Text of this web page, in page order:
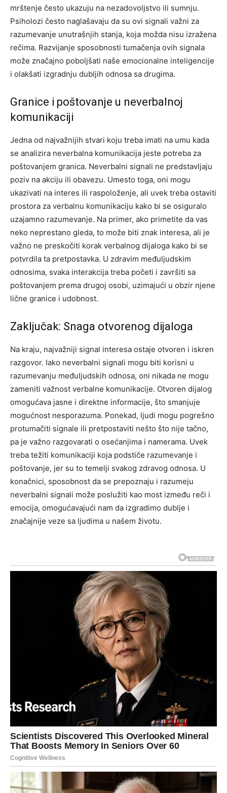
mrštenje često ukazuju na nezadovoljstvo ili sumnju.
Psiholozi često naglašavaju da su ovi signali važni za
razumevanje unutrašnjih stanja, koja možda nisu izražena
rečima. Razvijanje sposobnosti tumačenja ovih signala
može značajno poboljšati naše emocionalne inteligencije
i olakšati izgradnju dubljih odnosa sa drugima.
Granice i poštovanje u neverbalnoj
komunikaciji
Jedna od najvažnijih stvari koju treba imati na umu kada
se analizira neverbalna komunikacija jeste potreba za
poštovanjem granica. Neverbalni signali ne predstavljaju
poziv na akciju ili obavezu. Umesto toga, oni mogu
ukazivati na interes ili raspoloženje, ali uvek treba ostaviti
prostora za verbalnu komunikaciju kako bi se osiguralo
uzajamno razumevanje. Na primer, ako primetite da vas
neko neprestano gleda, to može biti znak interesa, ali je
važno ne preskočiti korak verbalnog dijaloga kako bi se
potvrdila ta pretpostavka. U zdravim međuljudskim
odnosima, svaka interakcija treba početi i završiti sa
poštovanjem prema drugoj osobi, uzimajući u obzir njene
lične granice i udobnost.
Zaključak: Snaga otvorenog dijaloga
Na kraju, najvažniji signal interesa ostaje otvoren i iskren
razgovor. Iako neverbalni signali mogu biti korisni u
razumevanju međuljudskih odnosa, oni nikada ne mogu
zameniti važnost verbalne komunikacije. Otvoren dijalog
omogućava jasne i direktne informacije, što smanjuje
mogućnost nesporazuma. Ponekad, ljudi mogu pogrešno
protumačiti signale ili pretpostaviti nešto što nije tačno,
pa je važno razgovarati o osećanjima i namerama. Uvek
treba težiti komunikaciji koja podstiče razumevanje i
poštovanje, jer su to temelji svakog zdravog odnosa. U
konačnici, sposobnost da se prepoznaju i razumeju
neverbalni signali može poslužiti kao most između reči i
emocija, omogućavajući nam da izgradimo dublje i
značajnije veze sa ljudima u našem životu.